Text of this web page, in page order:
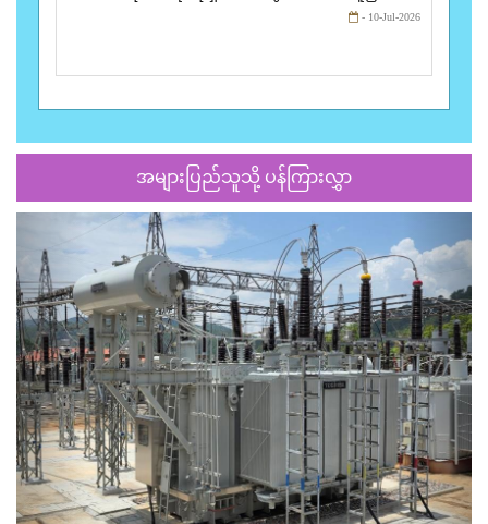
- 10-Jul-2026
အများပြည်သူသို့ ပန်ကြားလွှာ
Previous